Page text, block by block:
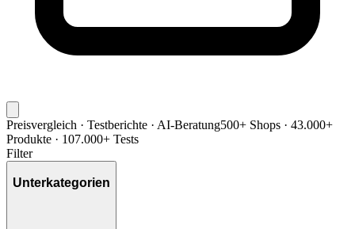
Preisvergleich · Testberichte · AI-Beratung500+ Shops · 43.000+
Produkte · 107.000+ Tests
Filter
Unterkategorien